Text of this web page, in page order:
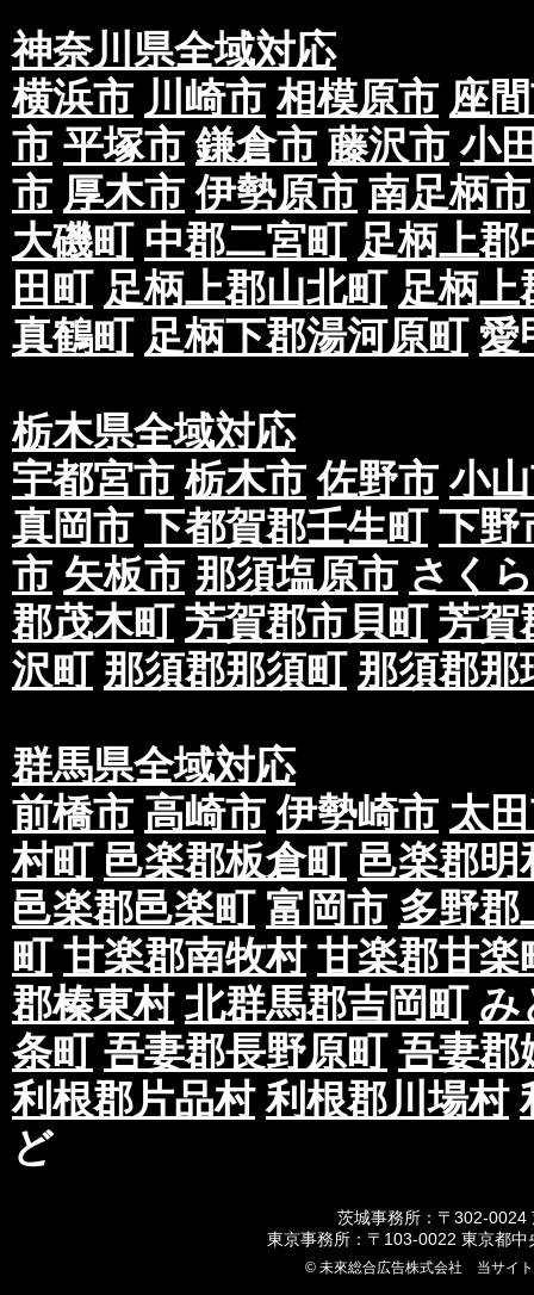
③ご入稿後の再入稿は出来ませんのでご注意
正による再入稿を除く。)
④提携している印刷会社によって多少色味が変
に対しての再印刷等のご対応はいたしかねます
⑤お客様からいただいた印刷データは当社では
で予めご了承下さい。
⑥スミ(K)100％オブジェクト使用に関してスミ
に使用するのに適した設定となります。ただし
クトとK（ブラック）100%のオブジェクトが
オーバープリントの設定になるため、レイヤー
１％でも色を加えることで透過を避けることが
制作する場合は、お客様の自己責任でご対応下
⑦著作権に関して画像やテキストはお客様で著
可を受けているものをご支給下さい。※万が一
生した場合、当社は一切の責任を負いかねます
第三条 広告規制について
①当社のポスティング配布は紙面の内容に一定
ご入稿・ご納品前に広告審査を行わせていただ
予め印刷前のデータ、またはチラシをスキャン
撮影した画像など広告内容がわかるものを予め
広告審査が長引いた場合、配布期間に遅れが生
第四条 ご対応に関して
①お客様からのお問い合わせにつきましては、
応となります。
ご要望やご意見等につきましては社内にて協議
ご連絡させていただきます。
なお、いかなる場合におきましても当社スタッ
情報はお伝えいたしかねます。
第五条 ご利用の制限に関して
レームを行なった履歴がある法人または個人。
②ポスティングチラシが法令及び公序良俗に反
③反社会的勢力の構成員及び関係者、言動及び
神奈川県全域対応
横浜市 川崎市 相模原市 座
市 平塚市 鎌倉市 藤沢市 小
市 厚木市 伊勢原市 南足柄市
大磯町 中郡二宮町 足柄上郡
田町 足柄上郡山北町 足柄上
真鶴町 足柄下郡湯河原町 愛
栃木県全域対応
宇都宮市 栃木市 佐野市 小
真岡市 下都賀郡壬生町 下野
市 矢板市 那須塩原市 さく
郡茂木町 芳賀郡市貝町 芳賀
沢町 那須郡那須町 那須郡那
群馬県全域対応
前橋市 高崎市 伊勢崎市 太
村町 邑楽郡板倉町 邑楽郡明
邑楽郡邑楽町 富岡市 多野郡
町 甘楽郡南牧村 甘楽郡甘楽
郡榛東村 北群馬郡吉岡町 み
条町 吾妻郡長野原町 吾妻郡
利根郡片品村 利根郡川場村
ど
茨城事務所：〒302-0024
東京事務所：〒103-0022 東京都
© 未來総合広告株式会社 当サイ